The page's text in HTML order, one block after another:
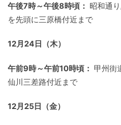
午後7時～午後8時頃： 昭和通
を先頭に三原橋付近まで
12月 24 日（木）
午前9時～午前10時頃： 甲州街
仙川三差路付近まで
12月 25日（金）